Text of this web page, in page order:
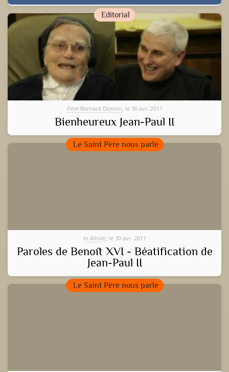
Editorial
Père Bernard Domini, le 30 avr. 2011
Bienheureux Jean-Paul II
Le Saint Père nous parle
In Altum, le 30 avr. 2011
Paroles de Benoît XVI - Béatification de
Jean-Paul II
Le Saint Père nous parle